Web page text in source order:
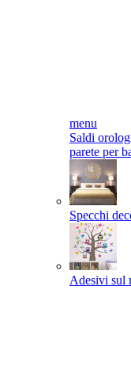
menu
Saldi
parete per
Specchi
Adesivi sul